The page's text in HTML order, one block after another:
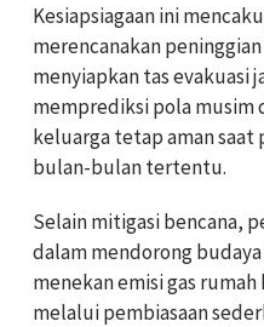
Kesiapsiagaan ini
merencanakan
menyiapkan tas evakuasi
memprediksi pola musim
keluarga tetap aman
bulan-bulan tertentu.
Selain mitigasi bencana,
dalam mendorong
menekan emisi gas
melalui pembiasaan